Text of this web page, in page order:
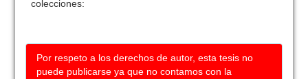
colecciones:
Por respeto a los derechos de autor, esta tesis no
puede publicarse ya que no contamos con la